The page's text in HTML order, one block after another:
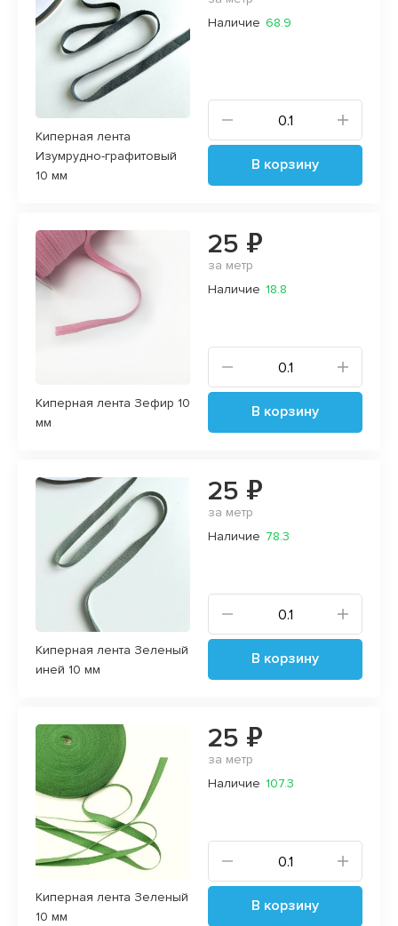
Киперная лента
Изумрудно-графитовый
10 мм
Наличие 68.9
В корзину
Киперная лента Зефир 10
мм
25 ₽
за метр
Наличие 18.8
В корзину
Киперная лента Зеленый
иней 10 мм
25 ₽
за метр
Наличие 78.3
В корзину
Киперная лента Зеленый
10 мм
25 ₽
за метр
Наличие 107.3
В корзину